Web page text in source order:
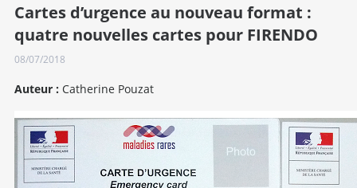
Cartes d’urgence au nouveau format :
quatre nouvelles cartes pour FIRENDO
08/07/2018
Auteur : Catherine Pouzat